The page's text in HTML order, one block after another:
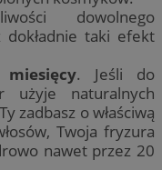
dowolnego
dokładnie taki efekt
. Jeśli do
użyje naturalnych
zadbasz o właściwą
Twoja fryzura
nawet przez 20